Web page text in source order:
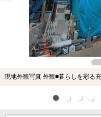
現地外観写真 外観■暮らしを彩る